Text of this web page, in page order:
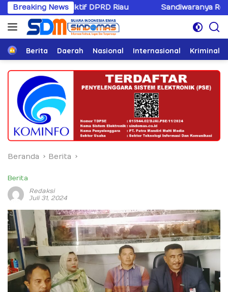
Langsung
ke
konten
Breaking News
DPRD Riau Sandiwaranya Rekonsiliasi Hotman
HomeBerita Daerah Nasional Internasional Kriminal
Beranda Berita
Berita
Redaksi
Juli 31, 2024